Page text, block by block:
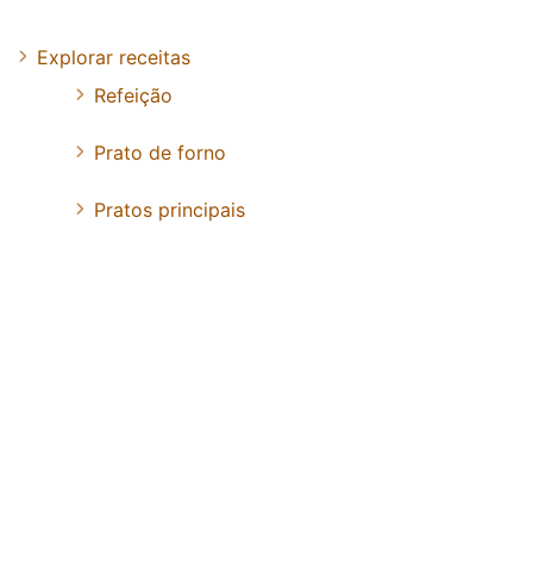
Explorar receitas
Refeição
Prato de forno
Pratos principais